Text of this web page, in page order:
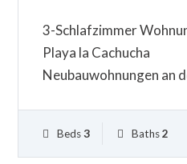
3-Schlafzimmer
Playa la Cachucha
Neubauwohnungen an
Beds 3 Baths 2